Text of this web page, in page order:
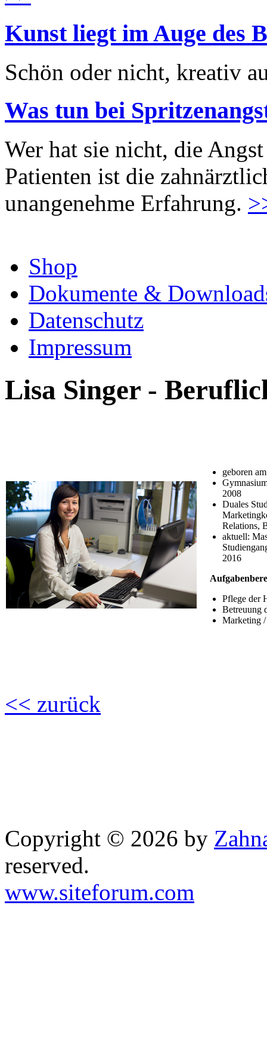
Kunst liegt im Auge des
Schön oder nicht, kreativ
Was tun bei
Wer hat sie nicht, die
Patienten ist die
unangenehme Erfahrung.
Shop
Dokumente &
Datenschutz
Impressum
Lisa Singer -
geboren
2008
Duales
Relations,
aktuell:
2016
Pflege der
Betreuung
Marketing
<< zurück
Copyright © 2026 by
reserved.
www.siteforum.com